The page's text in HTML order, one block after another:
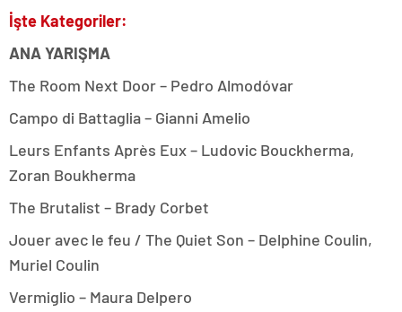
İşte Kategoriler:
ANA YARIŞMA
The Room Next Door – Pedro Almodóvar
Campo di Battaglia – Gianni Amelio
Leurs Enfants Après Eux – Ludovic Bouckherma,
Zoran Boukherma
The Brutalist – Brady Corbet
Jouer avec le feu / The Quiet Son – Delphine Coulin,
Muriel Coulin
Vermiglio – Maura Delpero